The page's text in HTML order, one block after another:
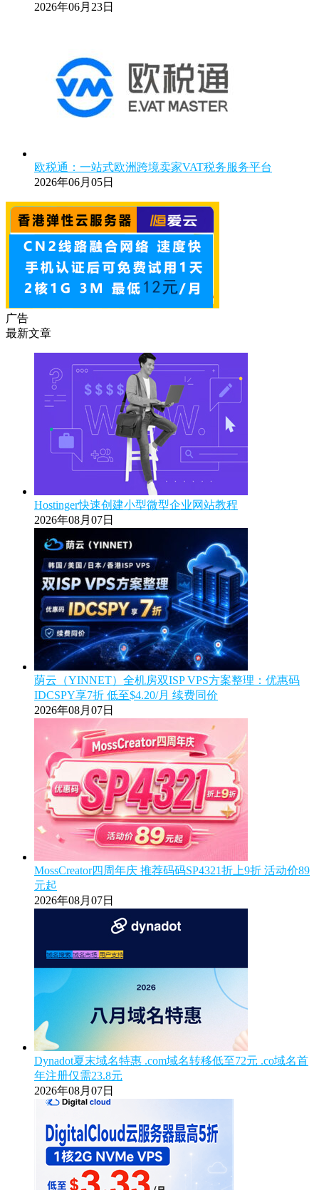
2026年06月23日
欧税通：一站式欧洲跨境卖家VAT税务服务平台
2026年06月05日
广告
最新文章
Hostinger快速创建小型微型企业网站教程
2026年08月07日
荫云（YINNET）全机房双ISP VPS方案整理：优惠码
IDCSPY享7折 低至$4.20/月 续费同价
2026年08月07日
MossCreator四周年庆 推荐码码SP4321折上9折 活动价89
元起
2026年08月07日
Dynadot夏末域名特惠 .com域名转移低至72元 .co域名首
年注册仅需23.8元
2026年08月07日